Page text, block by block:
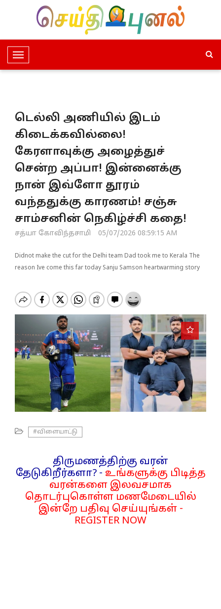
T
o
e
N
a
v
i
a
t
o
n
டெல்லி அணியில் இடம்
கிடைக்கவில்லை!
கேரளாவுக்கு அழைத்துச்
சென்ற அப்பா! இன்னைக்கு
நான் இவ்ளோ தூரம்
வந்ததுக்கு காரணம்! சஞ்சு
சாம்சனின் நெகிழ்ச்சி கதை!
சத்யா கோவிந்தசாமி 05/07/2026 08:59:15 AM
Didnot make the cut for the Delhi team Dad took me to Kerala The
reason Ive come this far today Sanju Samson heartwarming story
#விளையாட்டு
திருமணத்திற்கு வரன்
தேடுகிறீர்களா? - உங்களுக்கு பிடித்த
வரன்களை இலவசமாக
தொடர்புகொள்ள மணமேடையில்
இன்றே பதிவு செய்யுங்கள் -
REGISTER NOW